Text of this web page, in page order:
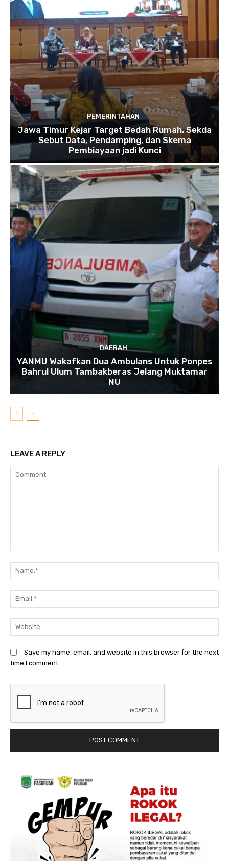
PEMERINTAHAN
Jawa Timur Kejar Target Bedah Rumah, Sekda
Sebut Data, Pendamping, dan Skema
Pembiayaan jadi Kunci
DAERAH
YANMU Wakafkan Dua Ambulans Untuk Ponpes
Bahrul Ulum Tambakberas Jelang Muktamar
NU
LEAVE A REPLY
Save my name, email, and website in this browser for the next
time I comment.